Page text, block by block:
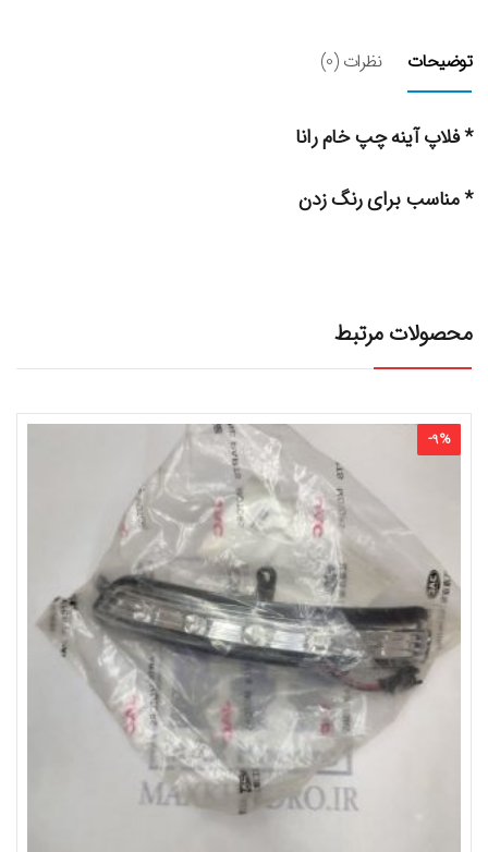
توضیحات نظرات (0)
* فلاپ آینه چپ خام رانا
* مناسب برای رنگ زدن
محصولات مرتبط
-9%